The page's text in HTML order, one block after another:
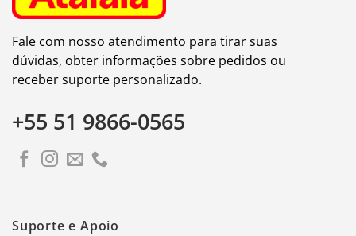
Fale com nosso atendimento para tirar suas
dúvidas, obter informações sobre pedidos ou
receber suporte personalizado.
+55 51 9866-0565
Suporte e Apoio